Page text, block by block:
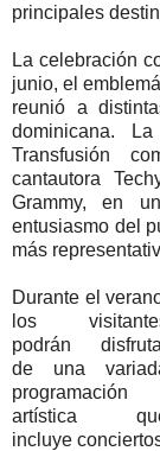
principales
La celebración
junio, el
reunió a
dominicana.
Transfusión
cantautora
Grammy, en
entusiasmo del
más
Durante el
los
podrán
de una
programación
artística
incluye